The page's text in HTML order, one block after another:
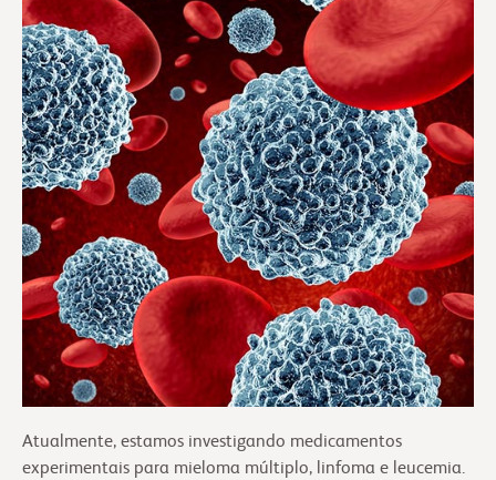
Atualmente, estamos investigando medicamentos
experimentais para mieloma múltiplo, linfoma e leucemia.